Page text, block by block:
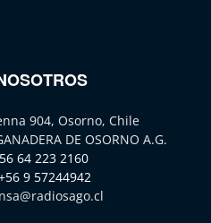
904, Osorno, Chile
DE OSORNO A.G.
64 223 2160
9 57244942